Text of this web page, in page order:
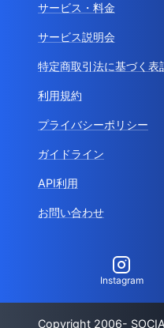
サービス・料金
サービス説明会
特定商取引法に基づく表
利用規約
プライバシーポリシー
ガイドライン
API利用
お問い合わせ
Instagram
Copyright 2006-